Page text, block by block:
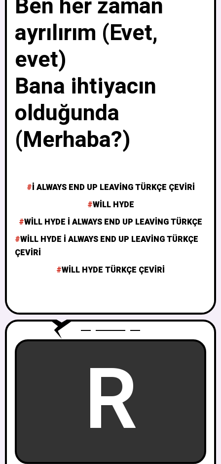
ayrılırım (Evet,
evet)
Bana ihtiyacın
olduğunda
(Merhaba?)
I ALWAYS END UP LEAVING TÜRKÇE ÇEVIRI
WILL HYDE
WILL HYDE I ALWAYS END UP LEAVING TÜRKÇE
WILL HYDE I ALWAYS END UP LEAVING TÜRKÇE
ÇEVIRI
WILL HYDE TÜRKÇE ÇEVIRI
R